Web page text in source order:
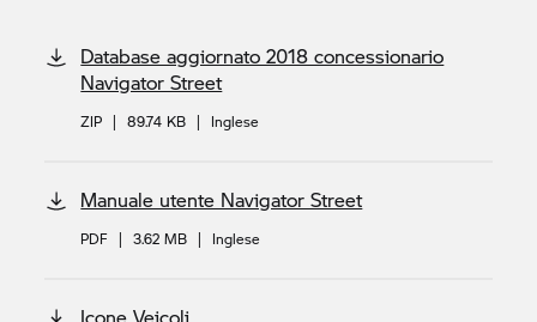
Database aggiornato 2018 concessionario
Navigator Street
ZIP | 89.74 KB | Inglese
Manuale utente Navigator Street
PDF | 3.62 MB | Inglese